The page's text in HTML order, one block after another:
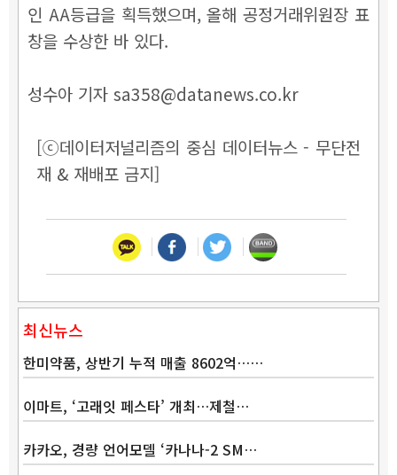
인 AA등급을 획득했으며, 올해 공정거래위원장 표
창을 수상한 바 있다.
성수아 기자 sa358@datanews.co.kr
[ⓒ데이터저널리즘의 중심 데이터뉴스 - 무단전
재 & 재배포 금지]
최신뉴스
한미약품, 상반기 누적 매출 8602억……
이마트, ‘고래잇 페스타’ 개최…제철…
카카오, 경량 언어모델 ‘카나나-2 SM…